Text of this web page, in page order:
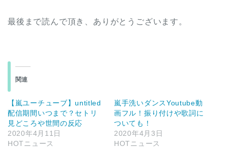
最後まで読んで頂き、ありがとうございます。
関連
【嵐ユーチューブ】untitled
配信期間いつまで？セトリ
見どころや世間の反応
2020年4月11日
HOTニュース
嵐手洗いダンスYoutube動
画フル！振り付けや歌詞に
ついても！
2020年4月3日
HOTニュース